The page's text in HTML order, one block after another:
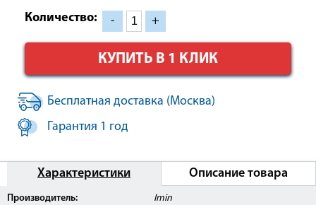
Количество: - +
КУПИТЬ В 1 КЛИК
Бесплатная доставка (Москва)
Гарантия 1 год
Характеристики Описание товара
Производитель:
Imin